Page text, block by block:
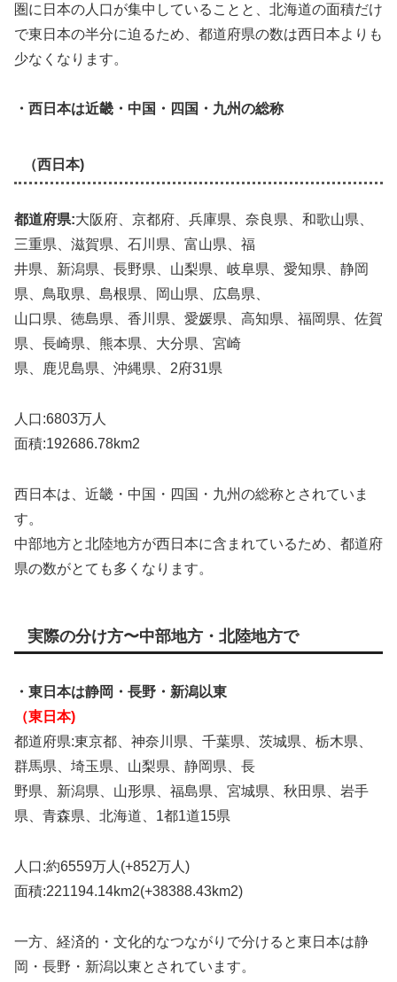
圏に日本の人口が集中していることと、北海道の面積だけ
で東日本の半分に迫るため、都道府県の数は西日本よりも
少なくなります。
・西日本は近畿・中国・四国・九州の総称
（西日本)
都道府県:大阪府、京都府、兵庫県、奈良県、和歌山県、
三重県、滋賀県、石川県、富山県、福
井県、新潟県、長野県、山梨県、岐阜県、愛知県、静岡
県、鳥取県、島根県、岡山県、広島県、
山口県、徳島県、香川県、愛媛県、高知県、福岡県、佐賀
県、長崎県、熊本県、大分県、宮崎
県、鹿児島県、沖縄県、2府31県
人口:6803万人
面積:192686.78km2
西日本は、近畿・中国・四国・九州の総称とされていま
す。
中部地方と北陸地方が西日本に含まれているため、都道府
県の数がとても多くなります。
実際の分け方〜中部地方・北陸地方で
・東日本は静岡・長野・新潟以東
（東日本)
都道府県:東京都、神奈川県、千葉県、茨城県、栃木県、
群馬県、埼玉県、山梨県、静岡県、長
野県、新潟県、山形県、福島県、宮城県、秋田県、岩手
県、青森県、北海道、1都1道15県
人口:約6559万人(+852万人)
面積:221194.14km2(+38388.43km2)
一方、経済的・文化的なつながりで分けると東日本は静
岡・長野・新潟以東とされています。